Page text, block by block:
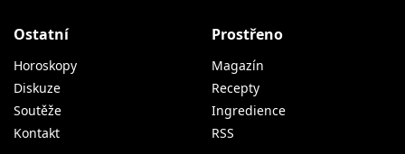
Ostatní
Horoskopy
Diskuze
Soutěže
Kontakt
Prostřeno
Magazín
Recepty
Ingredience
RSS